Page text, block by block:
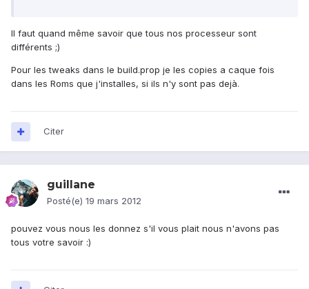
Il faut quand même savoir que tous nos processeur sont
différents ;)
Pour les tweaks dans le build.prop je les copies a caque fois
dans les Roms que j'installes, si ils n'y sont pas dejà.
Citer
guillane
Posté(e) 19 mars 2012
pouvez vous nous les donnez s'il vous plait nous n'avons pas
tous votre savoir :)